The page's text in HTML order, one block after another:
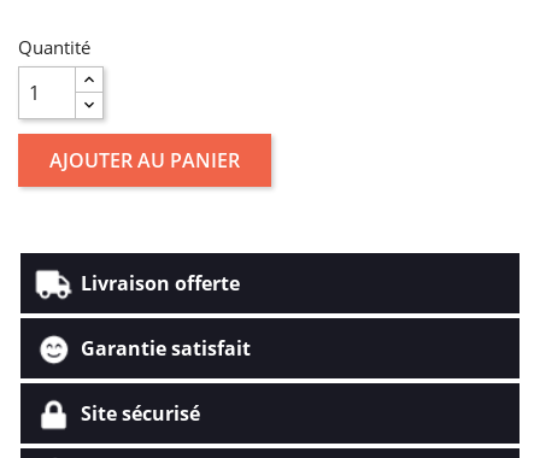
Quantité
AJOUTER AU PANIER
Livraison offerte
Garantie satisfait
Site sécurisé